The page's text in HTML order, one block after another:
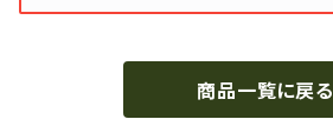
The Beautiful South
商品一覧に戻る